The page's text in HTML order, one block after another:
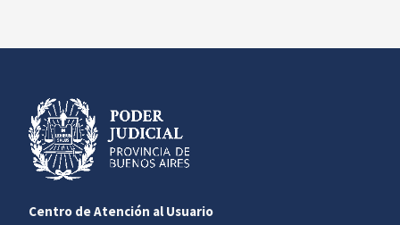
Centro de Atención al Usuario